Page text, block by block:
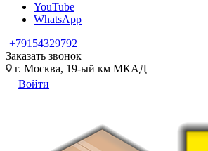
YouTube
WhatsApp
+79154329792
Заказать звонок
г. Москва, 19-ый км МКАД
Войти